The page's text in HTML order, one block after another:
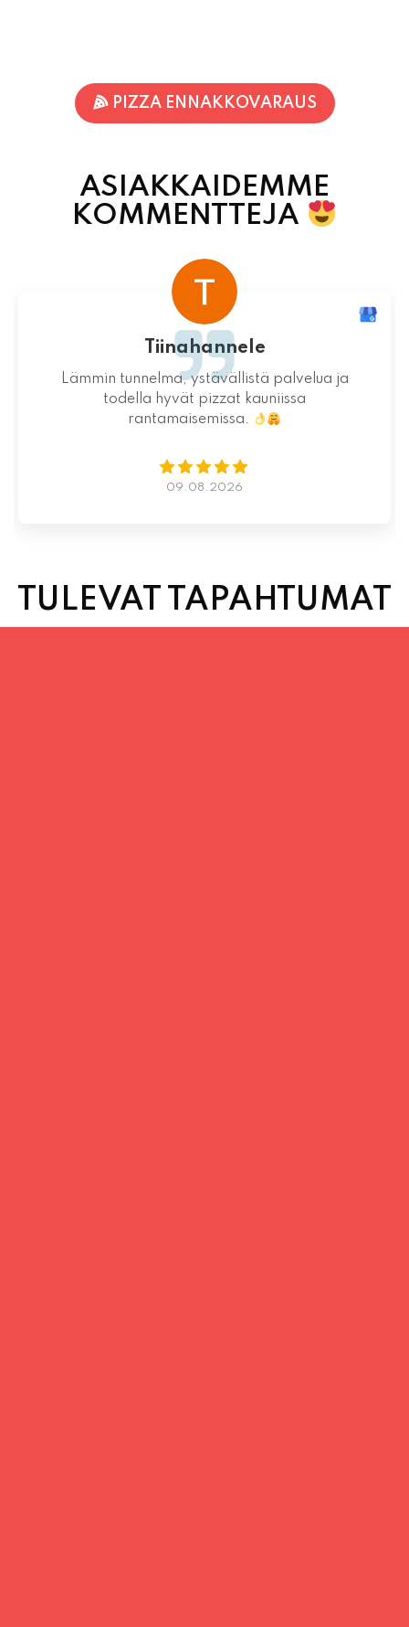
ASIAKKAIDEMME
Terhi Vornanen
Varmuudella Pohjois-Karjalan parhaat pizzat!
Itsessään paikka ei valitettavasti ole
mitenkään idyllinen.